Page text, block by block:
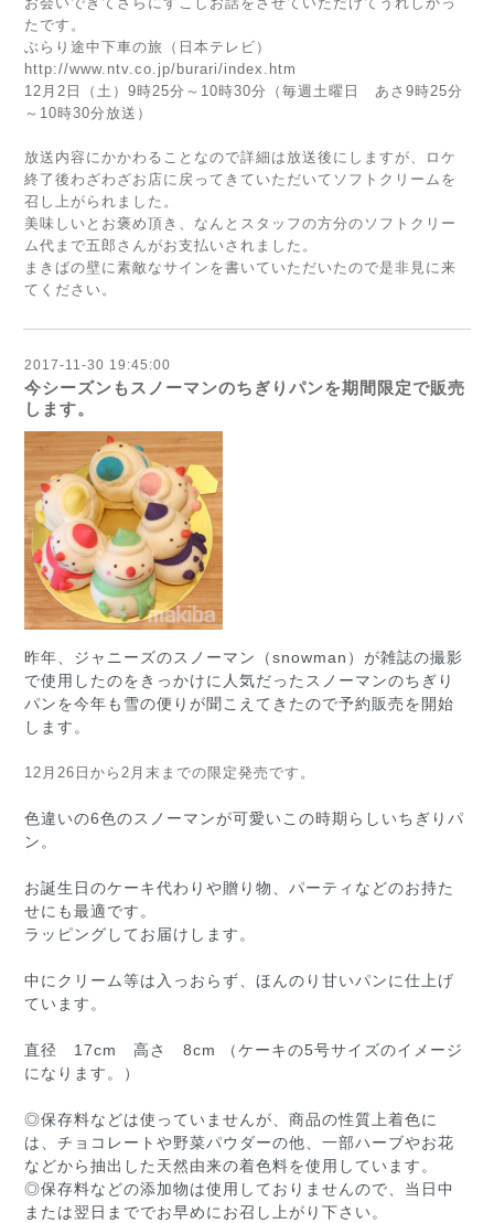
たです。
ぶらり途中下車の旅（日本テレビ）
http://www.ntv.co.jp/burari/index.htm
12月2日（土）9時25分～10時30分（毎週土曜日 あさ9時25分
～10時30分放送）
放送内容にかかわることなので詳細は放送後にしますが、ロケ
終了後わざわざお店に戻ってきていただいてソフトクリームを
召し上がられました。
美味しいとお褒め頂き、なんとスタッフの方分のソフトクリー
ム代まで五郎さんがお支払いされました。
まきばの壁に素敵なサインを書いていただいたので是非見に来
てください。
2017-11-30 19:45:00
今シーズンもスノーマンのちぎりパンを期間限定で販売
します。
昨年、ジャニーズのスノーマン（snowman）が雑誌の撮影
で使用したのをきっかけに人気だったスノーマンのちぎり
パンを今年も雪の便りが聞こえてきたので予約販売を開始
します。
12月26日から2月末までの限定発売です。
色違いの6色のスノーマンが可愛いこの時期らしいちぎりパ
ン。
お誕生日のケーキ代わりや贈り物、パーティなどのお持た
せにも最適です。
ラッピングしてお届けします。
中にクリーム等は入っおらず、ほんのり甘いパンに仕上げ
ています。
直径 17cm 高さ 8cm （ケーキの5号サイズのイメージ
になります。）
◎保存料などは使っていませんが、商品の性質上着色に
は、チョコレートや野菜パウダーの他、一部ハーブやお花
などから抽出した天然由来の着色料を使用しています。
◎保存料などの添加物は使用しておりませんので、当日中
または翌日まででお早めにお召し上がり下さい。